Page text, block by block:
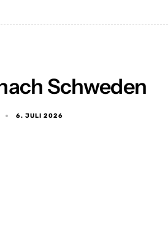
Schweden
6. JULI 2026